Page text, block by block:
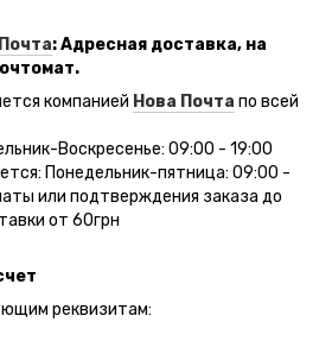
: Адресная доставка, на
компанией Нова Почта по всей
Воскресенье: 09:00 - 19:00
Понедельник-пятница: 09:00 -
или подтверждения заказа до
от 60грн
реквизитам: